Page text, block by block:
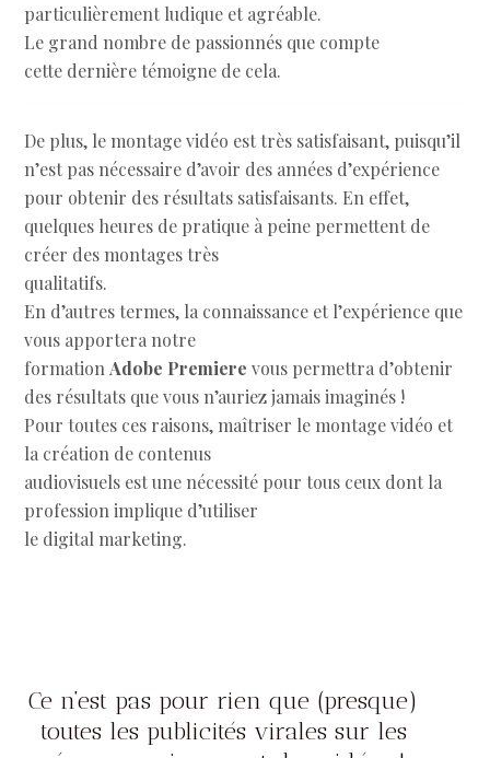
particulièrement ludique et agréable.
Le grand nombre de passionnés que compte
cette dernière témoigne de cela.
De plus, le montage vidéo est très satisfaisant, puisqu’il
n’est pas nécessaire d’avoir des années d’expérience
pour obtenir des résultats satisfaisants. En effet,
quelques heures de pratique à peine permettent de
créer des montages très
qualitatifs.
En d’autres termes, la connaissance et l’expérience que
vous apportera notre
formationAdobe Premiere vous permettra d’obtenir
des résultats que vous n’auriez jamais imaginés !
Pour toutes ces raisons, maîtriser le montage vidéo et
la création de contenus
audiovisuels est une nécessité pour tous ceux dont la
profession implique d’utiliser
le digital marketing.
Ce n’est pas pour rien que (presque)
toutes les publicités virales sur les